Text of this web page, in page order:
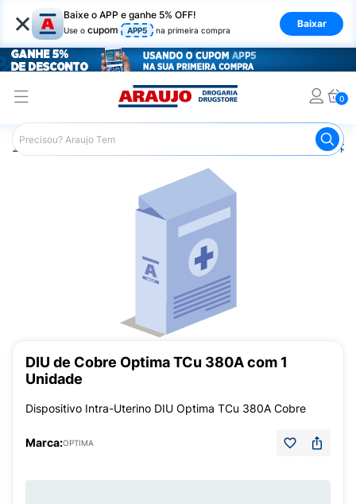
× Baixe o APP e ganhe 5% OFF!
Use o cupom APP5 na primeira compra
Baixar
0
Araujo Medicamentos
DIU de Cobre Optima TCu 380A com 1
Unidade
Dispositivo Intra-Uterino DIU Optima TCu 380A Cobre
Marca:OPTIMA